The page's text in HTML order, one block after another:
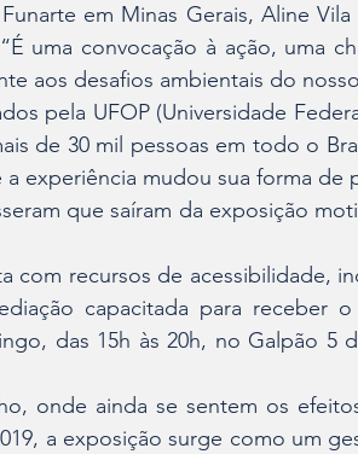
em Minas Gerais, Aline
uma convocação à ação, uma
aos desafios ambientais do
pela UFOP (Universidade
de 30 mil pessoas em todo o
a experiência mudou sua forma
que saíram da exposição
com recursos de acessibilidade,
capacitada para receber
das 15h às 20h, no Galpão 5
onde ainda se sentem os
a exposição surge como um